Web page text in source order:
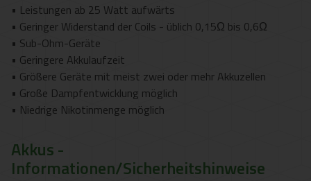
• Leistungen ab 25 Watt aufwärts
• Geringer Widerstand der Coils - üblich 0,15Ω bis 0,6Ω
• Sub-Ohm-Geräte
• Geringere Akkulaufzeit
• Größere Geräte mit meist zwei oder mehr Akkuzellen
• Große Dampfentwicklung möglich
• Niedrige Nikotinmenge möglich
Akkus -
Informationen/Sicherheitshinweise